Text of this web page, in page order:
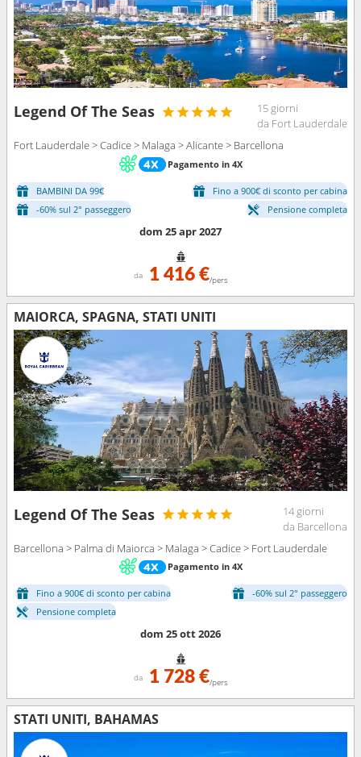
Legend Of The Seas
15 giorni
da Fort Lauderdale
Fort Lauderdale > Cadice > Malaga > Alicante > Barcellona
Pagamento in 4X
BAMBINI DA 99€
Fino a 900€ di sconto per cabina
-60% sul 2° passeggero
Pensione completa
dom 25 apr 2027
da 1 416 €/pers
MAIORCA, SPAGNA, STATI UNITI
Legend Of The Seas
14 giorni
da Barcellona
Barcellona > Palma di Maiorca > Malaga > Cadice > Fort Lauderdale
Pagamento in 4X
Fino a 900€ di sconto per cabina
-60% sul 2° passeggero
Pensione completa
dom 25 ott 2026
da 1 728 €/pers
STATI UNITI, BAHAMAS